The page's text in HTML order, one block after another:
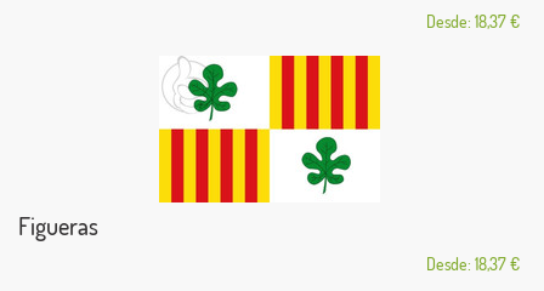
Desde: 18,37 €
Figueras
Desde: 18,37 €